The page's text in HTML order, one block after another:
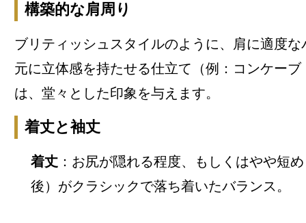
構築的な肩周り
ブリティッシュスタイルのように、肩に適度
元に立体感を持たせる仕立て（例：コンケーブ
は、堂々とした印象を与えます。
着丈と袖丈
着丈：お尻が隠れる程度、もしくはやや短
後）がクラシックで落ち着いたバランス。